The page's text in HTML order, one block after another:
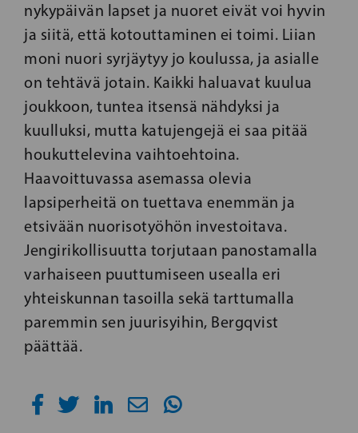
nykypäivän lapset ja nuoret eivät voi hyvin
ja siitä, että kotouttaminen ei toimi. Liian
moni nuori syrjäytyy jo koulussa, ja asialle
on tehtävä jotain. Kaikki haluavat kuulua
joukkoon, tuntea itsensä nähdyksi ja
kuulluksi, mutta katujengejä ei saa pitää
houkuttelevina vaihtoehtoina.
Haavoittuvassa asemassa olevia
lapsiperheitä on tuettava enemmän ja
etsivään nuorisotyöhön investoitava.
Jengirikollisuutta torjutaan panostamalla
varhaiseen puuttumiseen usealla eri
yhteiskunnan tasoilla sekä tarttumalla
paremmin sen juurisyihin, Bergqvist
päättää.